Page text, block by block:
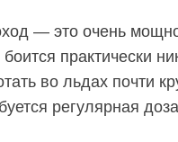
— это очень
практически
во льдах почти
регулярная